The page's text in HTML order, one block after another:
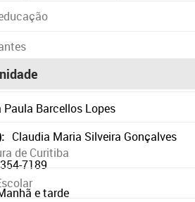
de Curitiba
Paula Barcellos Lopes
Claudia Maria Silveira Gonçalves
7189
e tarde